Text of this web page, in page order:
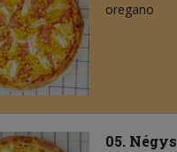
oregano
05.